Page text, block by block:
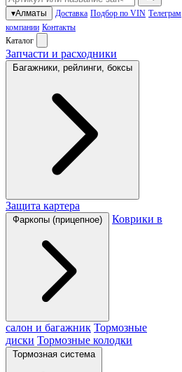
▾Алматы Доставка Подбор по VIN Телеграм
компании Контакты
Каталог
Запчасти и расходники
Багажники, рейлинги, боксы
Защита картера
Фаркопы (прицепное) Коврики в
салон и багажник Тормозные
диски Тормозные колодки
Тормозная система